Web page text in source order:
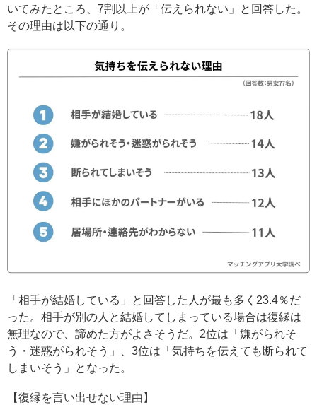
いてみたところ、7割以上が「伝えられない」と回答した。
その理由は以下の通り。
「相手が結婚している」と回答した人が最も多く23.4％だ
った。相手が別の人と結婚してしまっている場合は復縁は
無理なので、諦めた方がよさそうだ。2位は「嫌がられそ
う・迷惑がられそう」、3位は「気持ちを伝えても断られて
しまいそう」となった。
【復縁を言い出せない理由】